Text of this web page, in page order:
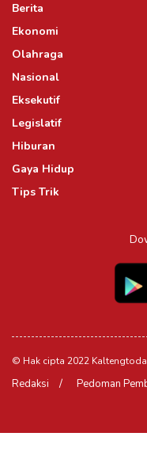
Berita
Ekonomi
Olahraga
Nasional
Eksekutif
Legislatif
Hiburan
Gaya Hidup
Tips Trik
© Hak cipta 2022
Redaksi Pedoman